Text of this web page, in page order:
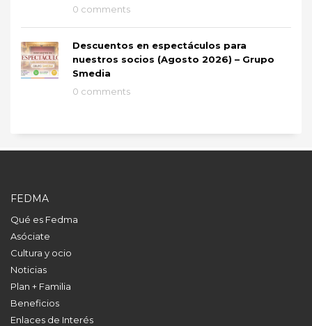
0 comments
Descuentos en espectáculos para
nuestros socios (Agosto 2026) – Grupo
Smedia
0 comments
FEDMA
Qué es Fedma
Asóciate
Cultura y ocio
Noticias
Plan + Familia
Beneficios
Enlaces de Interés